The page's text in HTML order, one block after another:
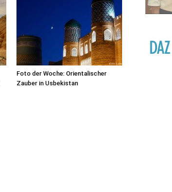
Foto der Woche: Orientalischer
Zauber in Usbekistan